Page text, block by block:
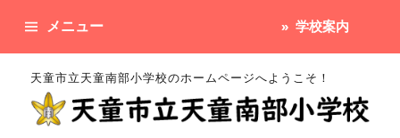
天童市立天童南部小学校のホームページへようこそ！
メニュー 学校案内